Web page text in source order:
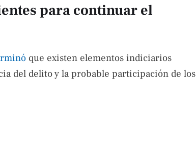
para continuar el
que existen elementos indiciarios
del delito y la probable participación de los